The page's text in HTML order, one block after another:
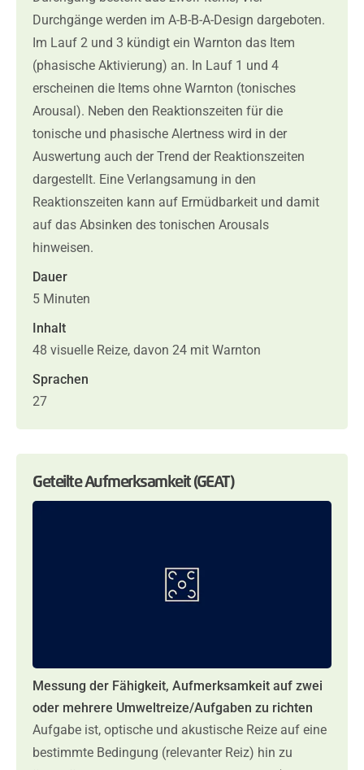
Durchgänge werden im A-B-B-A-Design dargeboten.
Im Lauf 2 und 3 kündigt ein Warnton das Item
(phasische Aktivierung) an. In Lauf 1 und 4
erscheinen die Items ohne Warnton (tonisches
Arousal). Neben den Reaktionszeiten für die
tonische und phasische Alertness wird in der
Auswertung auch der Trend der Reaktionszeiten
dargestellt. Eine Verlangsamung in den
Reaktionszeiten kann auf Ermüdbarkeit und damit
auf das Absinken des tonischen Arousals
hinweisen.
Dauer
5 Minuten
Inhalt
48 visuelle Reize, davon 24 mit Warnton
Sprachen
27
Geteilte Aufmerksamkeit (GEAT)
Messung der Fähigkeit, Aufmerksamkeit auf zwei
oder mehrere Umweltreize/Aufgaben zu richten
Aufgabe ist, optische und akustische Reize auf eine
bestimmte Bedingung (relevanter Reiz) hin zu